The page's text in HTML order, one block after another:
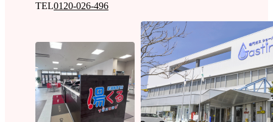
TEL0120-026-496